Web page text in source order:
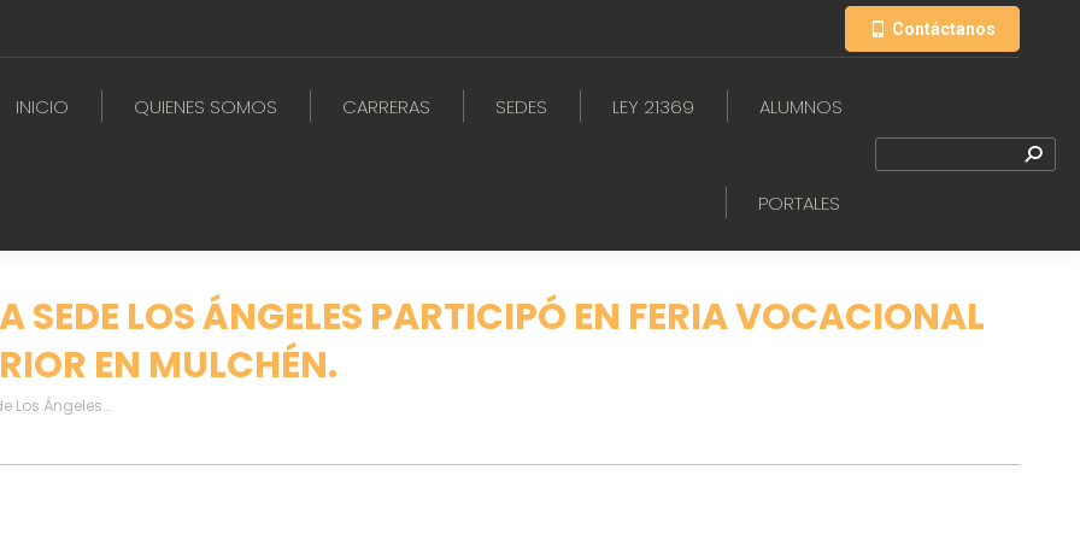
Contáctanos
INICIO QUIENES SOMOS CARRERAS SEDES LEY 21369 ALUMNOS
PORTALES
LOS ÁNGELES PARTICIPÓ EN FERIA VOCACIONAL
EN MULCHÉN.
Los Ángeles…